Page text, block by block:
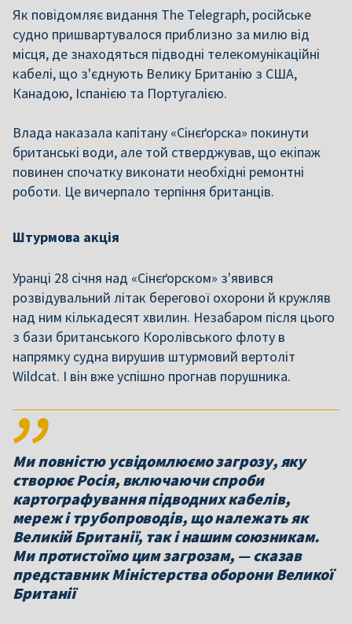
Як повідомляє видання The Telegraph, російське
судно пришвартувалося приблизно за милю від
місця, де знаходяться підводні телекомунікаційні
кабелі, що з'єднують Велику Британію з США,
Канадою, Іспанією та Португалією.
Влада наказала капітану «Сінєґорска» покинути
британські води, але той стверджував, що екіпаж
повинен спочатку виконати необхідні ремонтні
роботи. Це вичерпало терпіння британців.
Штурмова акція
Уранці 28 січня над «Сінєґорском» з'явився
розвідувальний літак берегової охорони й кружляв
над ним кількадесят хвилин. Незабаром після цього
з бази британського Королівського флоту в
напрямку судна вирушив штурмовий вертоліт
Wildcat. І він вже успішно прогнав порушника.
Ми повністю усвідомлюємо загрозу, яку
створює Росія, включаючи спроби
картографування підводних кабелів,
мереж і трубопроводів, що належать як
Великій Британії, так і нашим союзникам.
Ми протистоїмо цим загрозам, — сказав
представник Міністерства оборони Великої
Британії